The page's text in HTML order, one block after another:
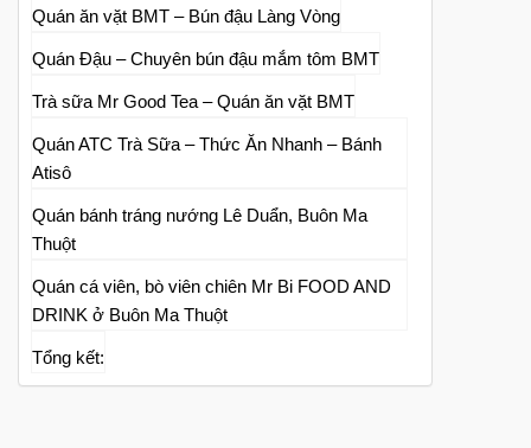
Quán ăn vặt BMT – Bún đậu Làng Vòng
Quán Đậu – Chuyên bún đậu mắm tôm BMT
Trà sữa Mr Good Tea – Quán ăn vặt BMT
Quán ATC Trà Sữa – Thức Ăn Nhanh – Bánh
Atisô
Quán bánh tráng nướng Lê Duẩn, Buôn Ma
Thuột
Quán cá viên, bò viên chiên Mr Bi FOOD AND
DRINK ở Buôn Ma Thuột
Tổng kết: